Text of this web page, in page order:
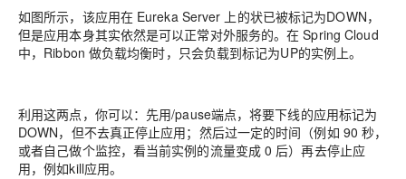
如图所示，该应用在 Eureka Server 上的状已被标记为DOWN，
但是应用本身其实依然是可以正常对外服务的。在 Spring Cloud
中，Ribbon 做负载均衡时，只会负载到标记为UP的实例上。
利用这两点，你可以：先用/pause端点，将要下线的应用标记为
DOWN，但不去真正停止应用；然后过一定的时间（例如 90 秒，
或者自己做个监控，看当前实例的流量变成 0 后）再去停止应
用，例如kill应用。